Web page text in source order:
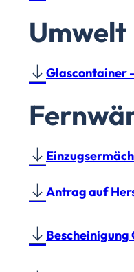
Umwelt
Glascontainer
Antrag auf
Bescheinigung